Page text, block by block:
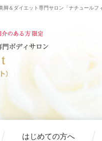
＆ダイエット専門サロン「ナチュールフ
はじめての方へ